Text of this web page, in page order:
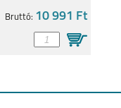
Bruttó: 10 991 Ft